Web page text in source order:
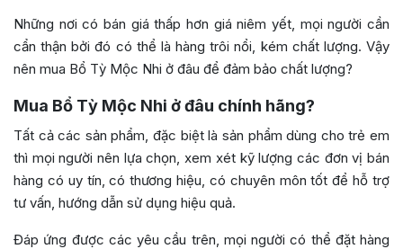
Những nơi có bán giá thấp hơn giá niêm yết, mọi người cần
cẩn thận bởi đó có thể là hàng trôi nổi, kém chất lượng. Vậy
nên mua Bổ Tỳ Mộc Nhi ở đâu để đảm bảo chất lượng?
Mua Bổ Tỳ Mộc Nhi ở đâu chính hãng?
Tất cả các sản phẩm, đặc biệt là sản phẩm dùng cho trẻ em
thì mọi người nên lựa chọn, xem xét kỹ lượng các đơn vị bán
hàng có uy tín, có thương hiệu, có chuyên môn tốt để hỗ trợ
tư vấn, hướng dẫn sử dụng hiệu quả.
Đáp ứng được các yêu cầu trên, mọi người có thể đặt hàng